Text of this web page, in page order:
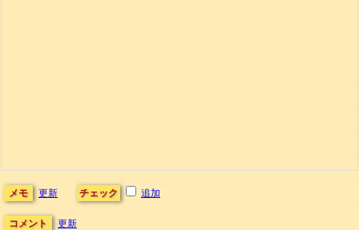
メモ 更新 チェック 追加
コメント 更新